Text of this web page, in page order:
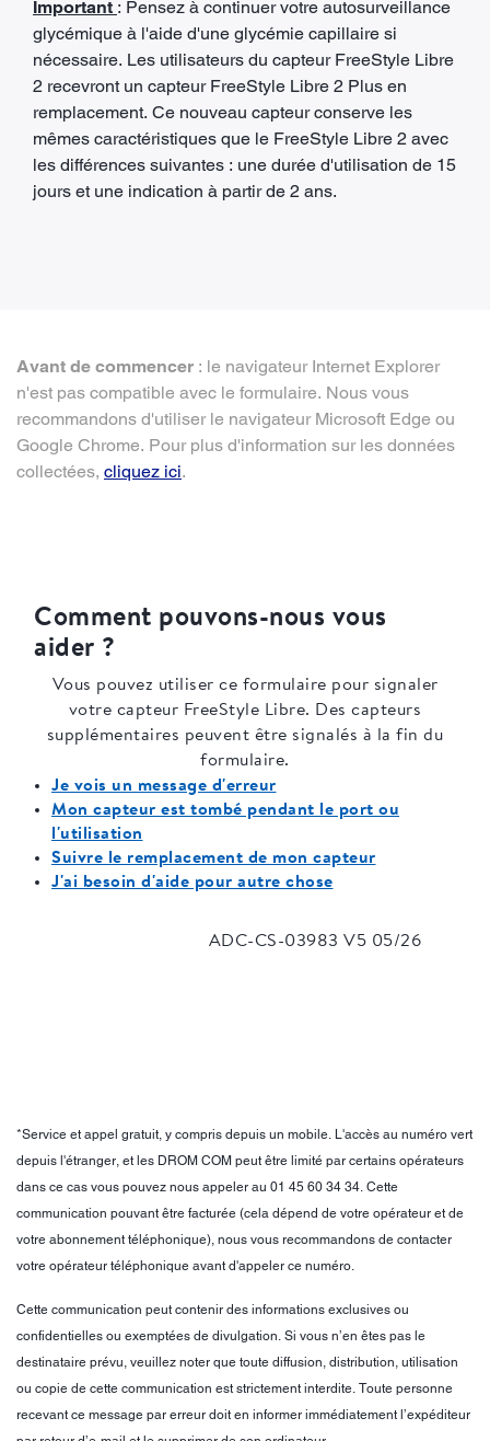
Important : Pensez à continuer votre autosurveillance
glycémique à l'aide d'une glycémie capillaire si
nécessaire. Les utilisateurs du capteur FreeStyle Libre
2 recevront un capteur FreeStyle Libre 2 Plus en
remplacement. Ce nouveau capteur conserve les
mêmes caractéristiques que le FreeStyle Libre 2 avec
les différences suivantes : une durée d'utilisation de 15
jours et une indication à partir de 2 ans.
Avant de commencer : le navigateur Internet Explorer
n'est pas compatible avec le formulaire. Nous vous
recommandons d'utiliser le navigateur Microsoft Edge ou
Google Chrome. Pour plus d'information sur les données
collectées, cliquez ici.
*Service et appel gratuit, y compris depuis un mobile. L'accès au numéro vert
depuis l'étranger, et les DROM COM peut être limité par certains opérateurs
dans ce cas vous pouvez nous appeler au 01 45 60 34 34. Cette
communication pouvant être facturée (cela dépend de votre opérateur et de
votre abonnement téléphonique), nous vous recommandons de contacter
votre opérateur téléphonique avant d'appeler ce numéro.
Cette communication peut contenir des informations exclusives ou
confidentielles ou exemptées de divulgation. Si vous n’en êtes pas le
destinataire prévu, veuillez noter que toute diffusion, distribution, utilisation
ou copie de cette communication est strictement interdite. Toute personne
recevant ce message par erreur doit en informer immédiatement l’expéditeur